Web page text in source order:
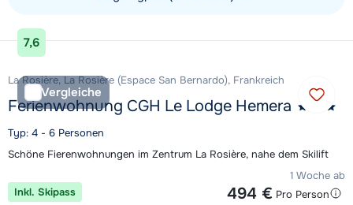
Unterkunft ansehen
7,6
Vergleiche
La Rosière, La Rosière (Espace San Bernardo), Frankreich
Ferienwohnung CGH Le Lodge Hemera
Typ: 4 - 6 Personen
Schöne Fierenwohnungen im Zentrum La Rosière, nahe dem Skilift
1 Woche ab
494 € Pro Person
Inkl. Skipass